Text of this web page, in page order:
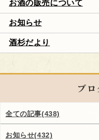
お酒の販売について
お知らせ
酒杉だより
ブロ
全ての記事(438)
お知らせ(432)